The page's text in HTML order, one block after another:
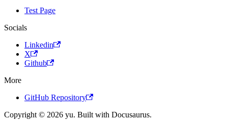
Test Page
Socials
Linkedin
X
Github
More
GitHub Repository
Copyright © 2026 yu. Built with Docusaurus.